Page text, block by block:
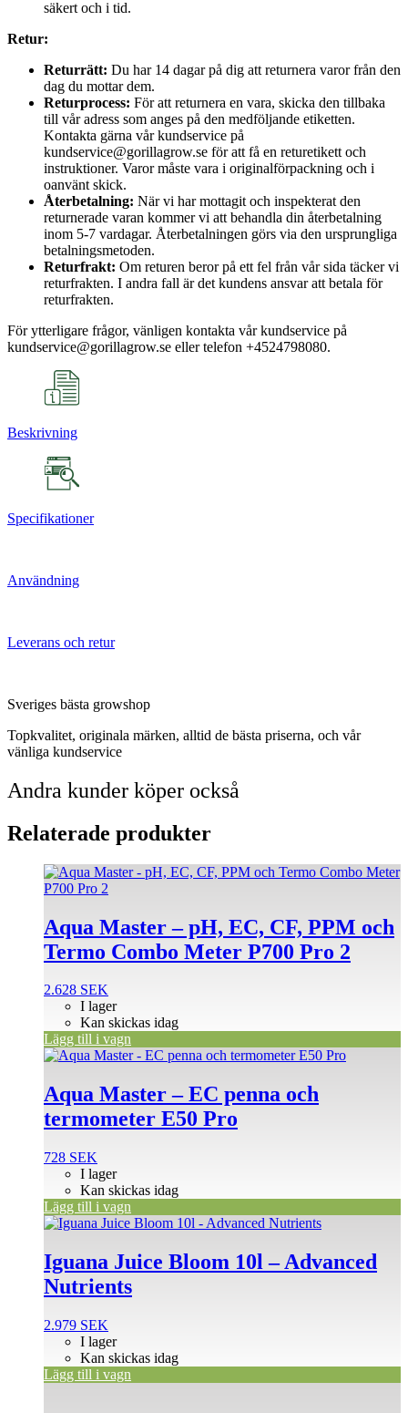
säkert och i tid.
Retur:
Returrätt: Du har 14 dagar på dig att returnera varor från den
dag du mottar dem.
Returprocess: För att returnera en vara, skicka den tillbaka
till vår adress som anges på den medföljande etiketten.
Kontakta gärna vår kundservice på
kundservice@gorillagrow.se för att få en returetikett och
instruktioner. Varor måste vara i originalförpackning och i
oanvänt skick.
Återbetalning: När vi har mottagit och inspekterat den
returnerade varan kommer vi att behandla din återbetalning
inom 5-7 vardagar. Återbetalningen görs via den ursprungliga
betalningsmetoden.
Returfrakt: Om returen beror på ett fel från vår sida täcker vi
returfrakten. I andra fall är det kundens ansvar att betala för
returfrakten.
För ytterligare frågor, vänligen kontakta vår kundservice på
kundservice@gorillagrow.se eller telefon +4524798080.
Beskrivning
Specifikationer
Användning
Leverans och retur
Sveriges bästa growshop
Topkvalitet, originala märken, alltid de bästa priserna, och vår
vänliga kundservice
Andra kunder köper också
Relaterade produkter
Aqua Master – pH, EC, CF, PPM och
Termo Combo Meter P700 Pro 2
2.628 SEK
I lager
Kan skickas idag
Lägg till i vagn
Aqua Master – EC penna och
termometer E50 Pro
728 SEK
I lager
Kan skickas idag
Lägg till i vagn
Iguana Juice Bloom 10l – Advanced
Nutrients
2.979 SEK
I lager
Kan skickas idag
Lägg till i vagn